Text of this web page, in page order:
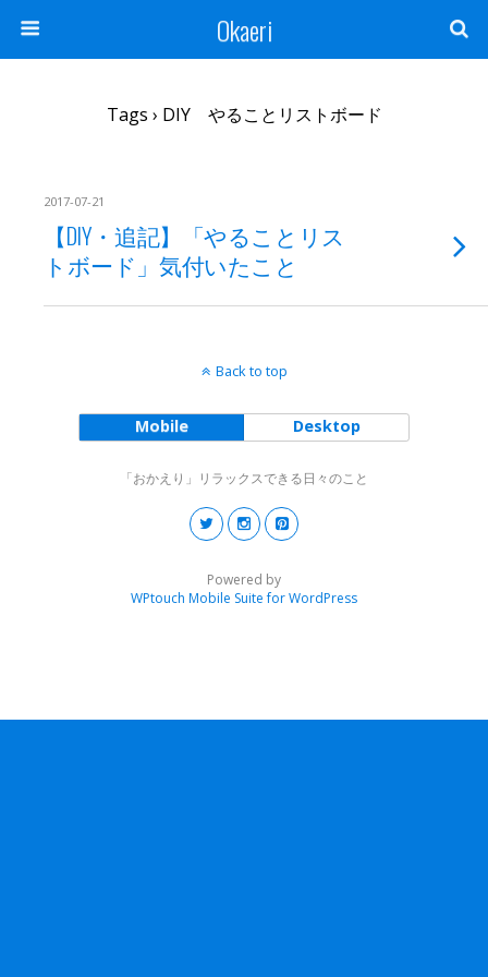
Okaeri
Tags › DIY やることリストボード
2017-07-21
【DIY・追記】「やることリス
トボード」気付いたこと
Back to top
Mobile Desktop
「おかえり」リラックスできる日々のこと
Powered by
WPtouch Mobile Suite for WordPress